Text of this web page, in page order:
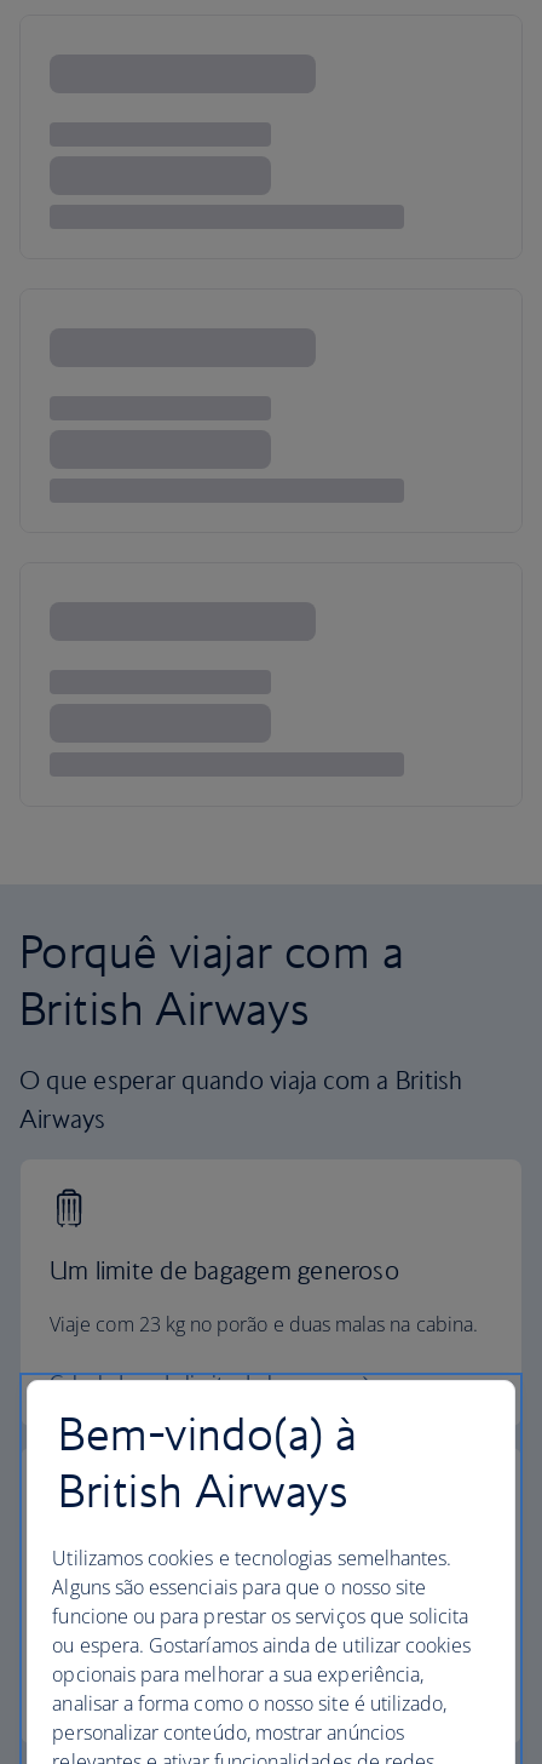
Porquê viajar com a
British Airways
O que esperar quando viaja com a British
Airways
Um limite de bagagem generoso
Viaje com 23 kg no porão e duas malas na cabina.
Calculadora de limite de bagagem
Os mais elevados padrões
Escolha a British Airways para desfrutar de mais do
que apenas um voo.
Descubra a experiência
Bem-vindo(a) à
British Airways
Utilizamos cookies e tecnologias semelhantes.
Alguns são essenciais para que o nosso site
funcione ou para prestar os serviços que solicita
ou espera. Gostaríamos ainda de utilizar cookies
opcionais para melhorar a sua experiência,
analisar a forma como o nosso site é utilizado,
personalizar conteúdo, mostrar anúncios